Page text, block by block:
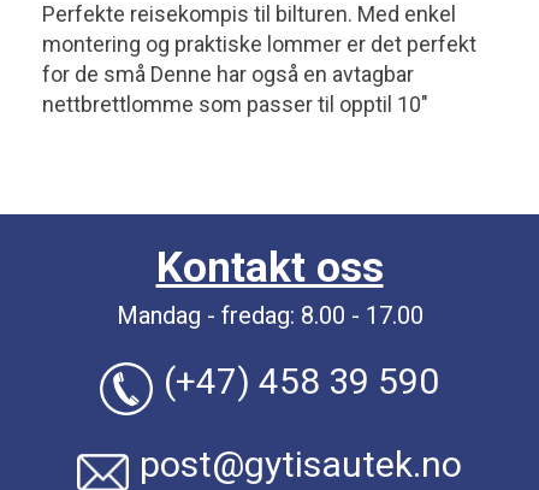
Perfekte reisekompis til bilturen. Med enkel
montering og praktiske lommer er det perfekt
for de små Denne har også en avtagbar
nettbrettlomme som passer til opptil 10"
Kontakt oss
Mandag - fredag: 8.00 - 17.00
(+47) 458 39 590
post@gytisautek.no